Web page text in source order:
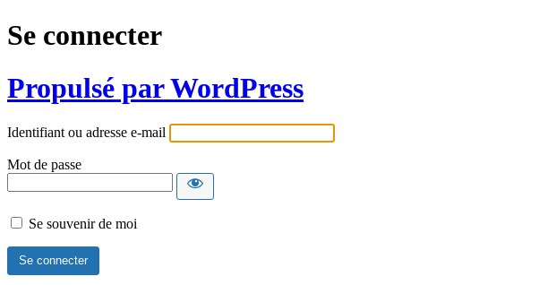
Se connecter
Propulsé par WordPress
Identifiant ou adresse e-mail
Mot de passe
Se souvenir de moi